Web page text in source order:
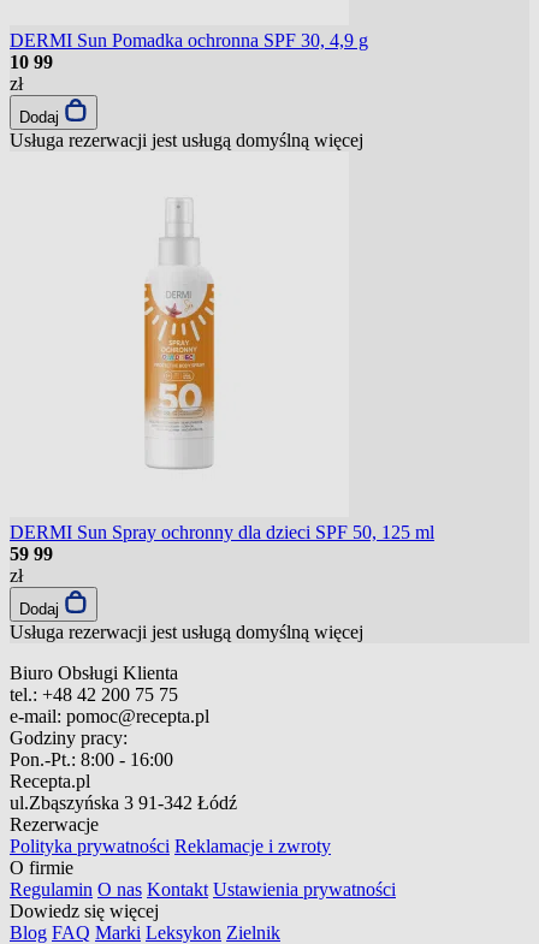
DERMI Sun Pomadka ochronna SPF 30, 4,9 g
10 99
zł
Dodaj
Usługa rezerwacji jest usługą domyślną więcej
DERMI Sun Spray ochronny dla dzieci SPF 50, 125 ml
59 99
zł
Dodaj
Usługa rezerwacji jest usługą domyślną więcej
Biuro Obsługi Klienta
tel.: +48 42 200 75 75
e-mail: pomoc@recepta.pl
Godziny pracy:
Pon.-Pt.: 8:00 - 16:00
Recepta.pl
ul.Zbąszyńska 3 91-342 Łódź
Rezerwacje
Polityka prywatności Reklamacje i zwroty
O firmie
Regulamin O nas Kontakt Ustawienia prywatności
Dowiedz się więcej
Blog FAQ Marki Leksykon Zielnik